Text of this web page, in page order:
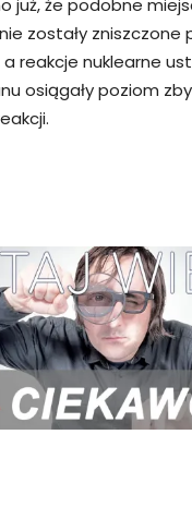
już, że podobne
zostały zniszczone
reakcje nuklearne
osiągały poziom